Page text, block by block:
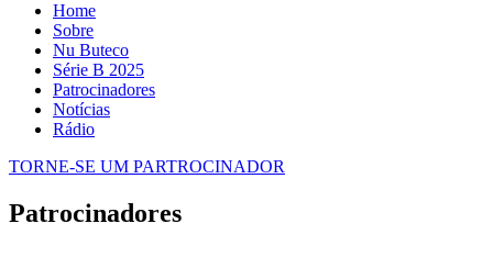
Home
Sobre
Nu Buteco
Série B 2025
Patrocinadores
Notícias
Rádio
TORNE-SE UM PARTROCINADOR
Patrocinadores